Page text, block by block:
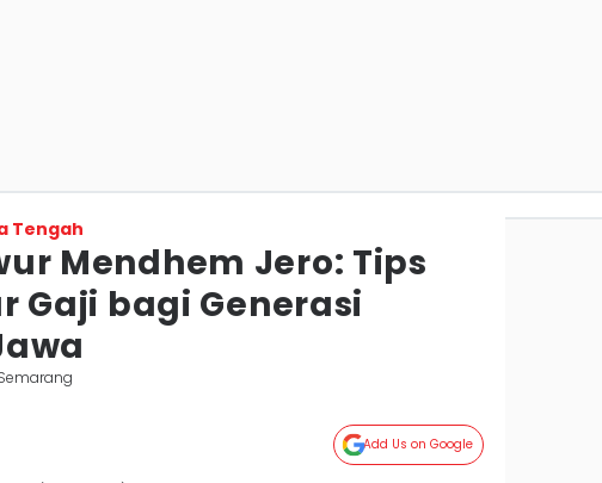
Tengah
Mendhem Jero: Tips
Gaji bagi Generasi
Add Us on Google